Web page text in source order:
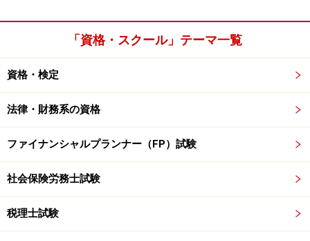
「資格・スクール」テーマ一覧
資格・検定
法律・財務系の資格
ファイナンシャルプランナー（FP）試験
社会保険労務士試験
税理士試験